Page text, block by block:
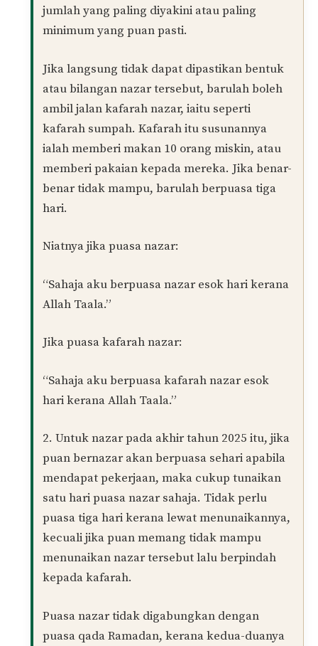
jumlah yang paling diyakini atau paling
minimum yang puan pasti.
Jika langsung tidak dapat dipastikan bentuk
atau bilangan nazar tersebut, barulah boleh
ambil jalan kafarah nazar, iaitu seperti
kafarah sumpah. Kafarah itu susunannya
ialah memberi makan 10 orang miskin, atau
memberi pakaian kepada mereka. Jika benar-
benar tidak mampu, barulah berpuasa tiga
hari.
Niatnya jika puasa nazar:
“Sahaja aku berpuasa nazar esok hari kerana
Allah Taala.”
Jika puasa kafarah nazar:
“Sahaja aku berpuasa kafarah nazar esok
hari kerana Allah Taala.”
2. Untuk nazar pada akhir tahun 2025 itu, jika
puan bernazar akan berpuasa sehari apabila
mendapat pekerjaan, maka cukup tunaikan
satu hari puasa nazar sahaja. Tidak perlu
puasa tiga hari kerana lewat menunaikannya,
kecuali jika puan memang tidak mampu
menunaikan nazar tersebut lalu berpindah
kepada kafarah.
Puasa nazar tidak digabungkan dengan
puasa qada Ramadan, kerana kedua-duanya